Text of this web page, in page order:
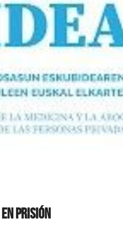
prisión